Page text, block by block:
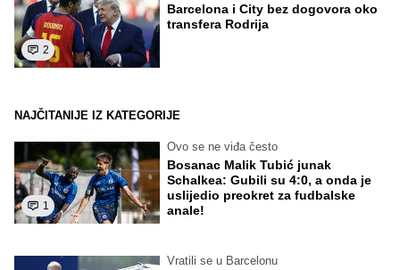
2
Barcelona i City bez dogovora oko
transfera Rodrija
NAJČITANIJE IZ KATEGORIJE
1
Ovo se ne viđa često
Bosanac Malik Tubić junak
Schalkea: Gubili su 4:0, a onda je
uslijedio preokret za fudbalske
anale!
Vratili se u Barcelonu